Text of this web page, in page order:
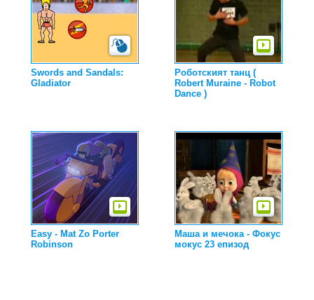
Swords and Sandals:
Gladiator
Роботският танц (
Robert Muraine - Robot
Dance )
Easy - Mat Zo Porter
Robinson
Маша и мечока - Фокус
мокус 23 епизод